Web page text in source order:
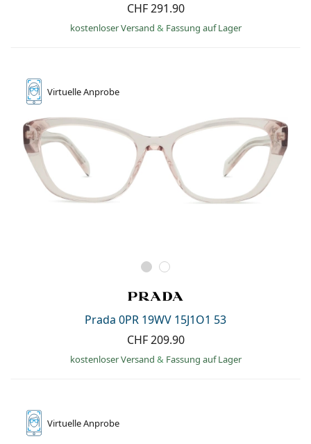
CHF 291.90
kostenloser Versand & Fassung auf Lager
VirtuelleAnprobe
Prada 0PR 19WV 15J1O1 53
CHF 209.90
kostenloser Versand & Fassung auf Lager
VirtuelleAnprobe